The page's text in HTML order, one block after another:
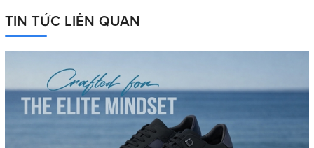
TIN TỨC LIÊN QUAN